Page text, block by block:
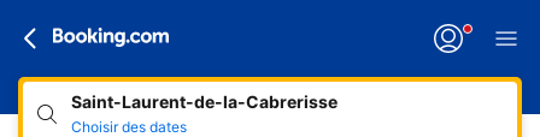
Saint-Laurent-de-la-Cabrerisse
Choisir des dates